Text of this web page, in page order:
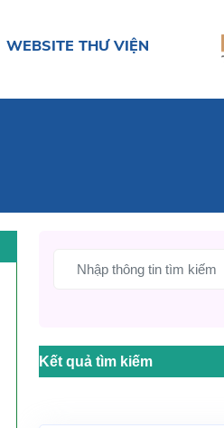
WEBSITE THƯ VIỆN
Kết quả tìm kiếm